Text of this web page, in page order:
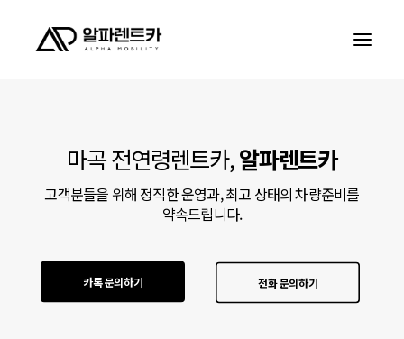
서비스안내
회사소개
문의하기
마곡 전연령렌트카,알파렌트카
고객분들을 위해 정직한 운영과, 최고 상태의 차량준비를
약속드립니다.
카톡 문의하기 전화 문의하기